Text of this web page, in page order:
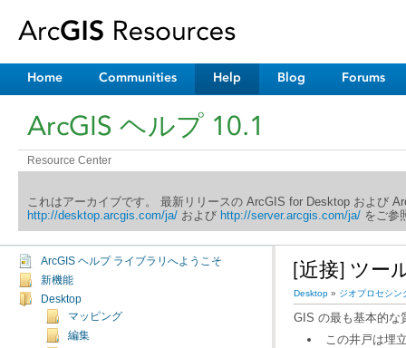
Home Communities Help Blog Forums
ArcGIS ヘルプ 10.1
Resource Center
これはアーカイブです。 最新リリースの ArcGIS for Desktop および
http://desktop.arcgis.com/ja/および http://server.arcgis.com/ja/をご参
ArcGIS ヘルプ ライブラリへようこそ
新機能
Desktop
マッピング
編集
[近接] ツー
Desktop » ジオプロセシン
GIS の最も基本的な
この井戸は埋